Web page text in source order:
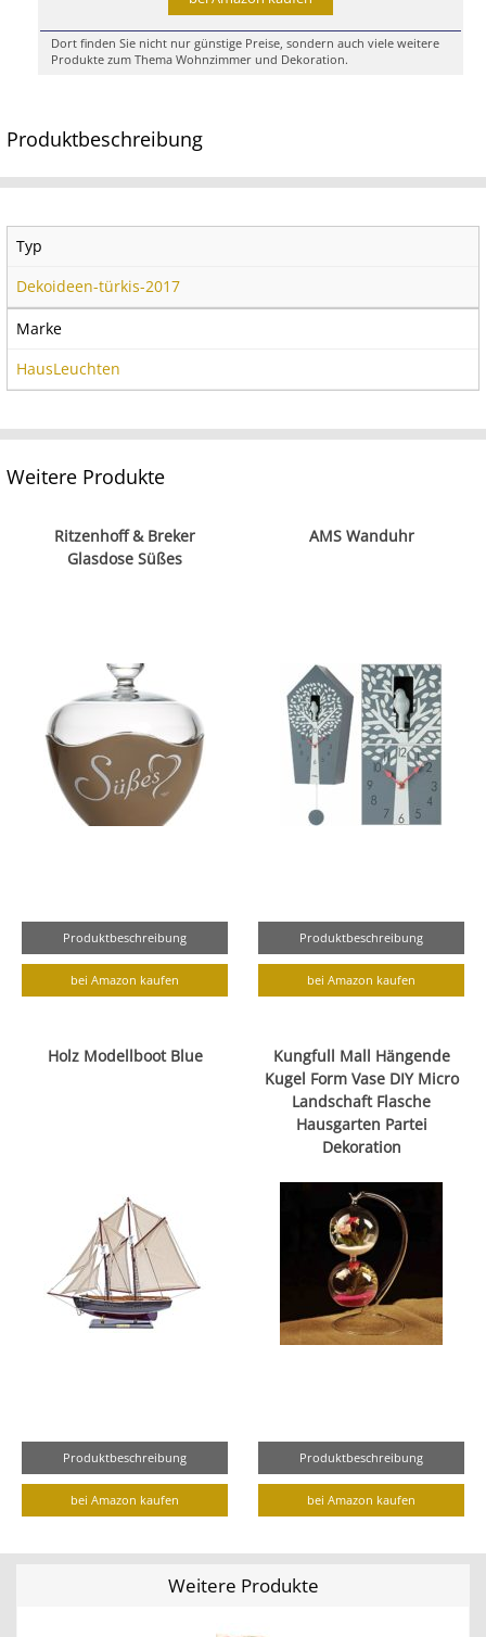
Dort finden Sie nicht nur günstige Preise, sondern auch viele weitere
Produkte zum Thema Wohnzimmer und Dekoration.
Produktbeschreibung
Typ
Dekoideen-türkis-2017
Marke
HausLeuchten
Weitere Produkte
Ritzenhoff & Breker
Glasdose Süßes
Produktbeschreibung
bei Amazon kaufen
AMS Wanduhr
Produktbeschreibung
bei Amazon kaufen
Holz Modellboot Blue
Produktbeschreibung
bei Amazon kaufen
Kungfull Mall Hängende
Kugel Form Vase DIY Micro
Landschaft Flasche
Hausgarten Partei
Dekoration
Produktbeschreibung
bei Amazon kaufen
Weitere Produkte